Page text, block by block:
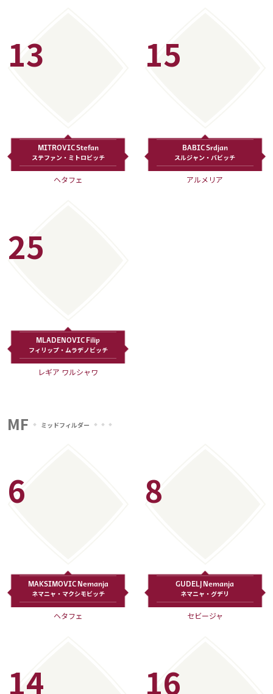
13
MITROVIC Stefan
ステファン・ミトロビッチ
ヘタフェ
15
BABIC Srdjan
スルジャン・バビッチ
アルメリア
25
MLADENOVIC Filip
フィリップ・ムラデノビッチ
レギア ワルシャワ
MF ミッドフィルダー
6
MAKSIMOVIC Nemanja
ネマニャ・マクシモビッチ
ヘタフェ
8
GUDELJ Nemanja
ネマニャ・グデリ
セビージャ
14 16